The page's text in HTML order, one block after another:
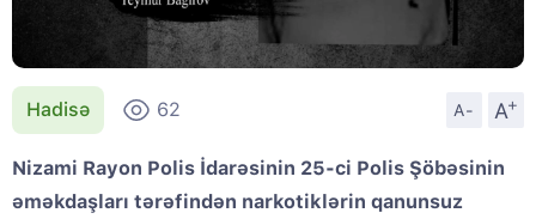
Hadisə 62 A- A
+
Nizami Rayon Polis İdarəsinin 25-ci Polis Şöbəsinin
əməkdaşları tərəfindən narkotiklərin qanunsuz